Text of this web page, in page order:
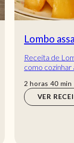
Lombo
Receita de
como
Telec...
2 horas
horas 40 min
min
VER